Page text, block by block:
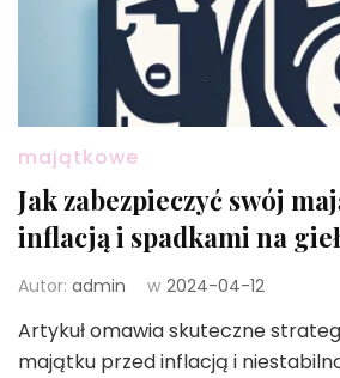
majątkowe
Jak zabezpieczyć swój
inflacją i spadkami na
Autor: admin w 2024-04-12
Artykuł omawia skuteczne
majątku przed inflacją i